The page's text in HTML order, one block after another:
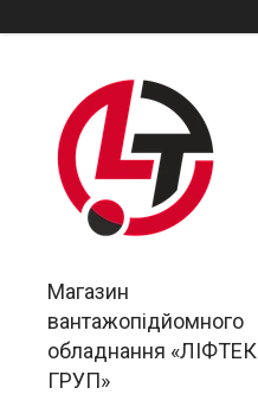
Магазин
вантажопідйомного
обладнання «ЛІФТЕК
ГРУП»